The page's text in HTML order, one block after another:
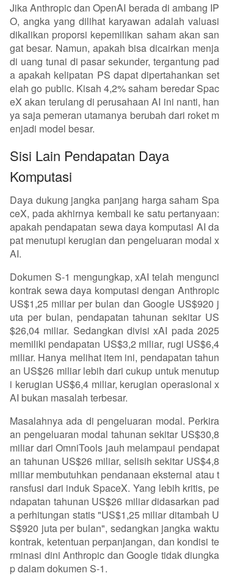
Jika Anthropic dan OpenAI berada di ambang IP
O, angka yang dilihat karyawan adalah valuasi
dikalikan proporsi kepemilikan saham akan san
gat besar. Namun, apakah bisa dicairkan menja
di uang tunai di pasar sekunder, tergantung pad
a apakah kelipatan PS dapat dipertahankan set
elah go public. Kisah 4,2% saham beredar Spac
eX akan terulang di perusahaan AI ini nanti, han
ya saja pemeran utamanya berubah dari roket m
enjadi model besar.
Sisi Lain Pendapatan Daya
Komputasi
Daya dukung jangka panjang harga saham Spa
ceX, pada akhirnya kembali ke satu pertanyaan:
apakah pendapatan sewa daya komputasi AI da
pat menutupi kerugian dan pengeluaran modal x
AI.
Dokumen S-1 mengungkap, xAI telah mengunci
kontrak sewa daya komputasi dengan Anthropic
US$1,25 miliar per bulan dan Google US$920 j
uta per bulan, pendapatan tahunan sekitar US
$26,04 miliar. Sedangkan divisi xAI pada 2025
memiliki pendapatan US$3,2 miliar, rugi US$6,4
miliar. Hanya melihat item ini, pendapatan tahun
an US$26 miliar lebih dari cukup untuk menutup
i kerugian US$6,4 miliar, kerugian operasional x
AI bukan masalah terbesar.
Masalahnya ada di pengeluaran modal. Perkira
an pengeluaran modal tahunan sekitar US$30,8
miliar dari OmniTools jauh melampaui pendapat
an tahunan US$26 miliar, selisih sekitar US$4,8
miliar membutuhkan pendanaan eksternal atau t
ransfusi dari induk SpaceX. Yang lebih kritis, pe
ndapatan tahunan US$26 miliar didasarkan pad
a perhitungan statis "US$1,25 miliar ditambah U
S$920 juta per bulan", sedangkan jangka waktu
kontrak, ketentuan perpanjangan, dan kondisi te
rminasi dini Anthropic dan Google tidak diungka
p dalam dokumen S-1.